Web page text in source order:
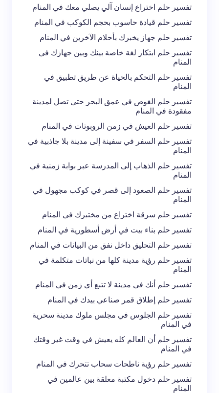
احفظ اسمي والبريد الإلكتروني في هذا المتصفح
لاستخدامه في المرة المقبلة في تعليقي.
تفسير حلم اختراع إنسان آلي يصلي معك في المنام
تفسير حلم قيادة حاسوب بحجم الكوكب في المنام
تفسير حلم جهاز يخبرك بأحلام الآخرين في المنام
تفسير حلم ابتكار لغة خاصة بينك وبين جهازك في
المنام
تفسير حلم التحكم بالحياة عن طريق تطبيق في
المنام
تفسير حلم الغوص في عمق البحر حتى تصل لمدينة
مفقودة في المنام
تفسير حلم العيش في زمن الروبوتات في المنام
تفسير حلم السفر في سفينة إلى مدينة بلا جاذبية في
المنام
تفسير حلم الذهاب إلى المدرسة عبر بوابة زمنية في
المنام
تفسير حلم الصعود إلى قصر في كوكب مجهول في
المنام
تفسير حلم سرقة اختراع من مختبرك في المنام
تفسير حلم بناء بيت في أرض أسطورية في المنام
تفسير حلم التحليق داخل نفق من البيانات في المنام
تفسير حلم رؤية مدينة كلها من نباتات متكلمة في
المنام
تفسير حلم أنك في مدينة لا تتبع أي زمن في المنام
تفسير حلم إطلاق قمر صناعي بيدك في المنام
تفسير حلم الجلوس في مجلس ملوك مدينة سحرية
في المنام
تفسير حلم أن العالم كله يعيش في وقت غير وقتك
في المنام
تفسير حلم رؤية ناطحات سحاب تتحرك في المنام
تفسير حلم دخول مكتبة معلقة بين عالمين في
المنام